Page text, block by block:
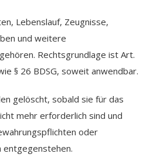
Lebenslauf, Zeugnisse,
und weitere
Rechtsgrundlage ist Art.
§ 26 BDSG, soweit anwendbar.
gelöscht, sobald sie für das
mehr erforderlich sind und
oder